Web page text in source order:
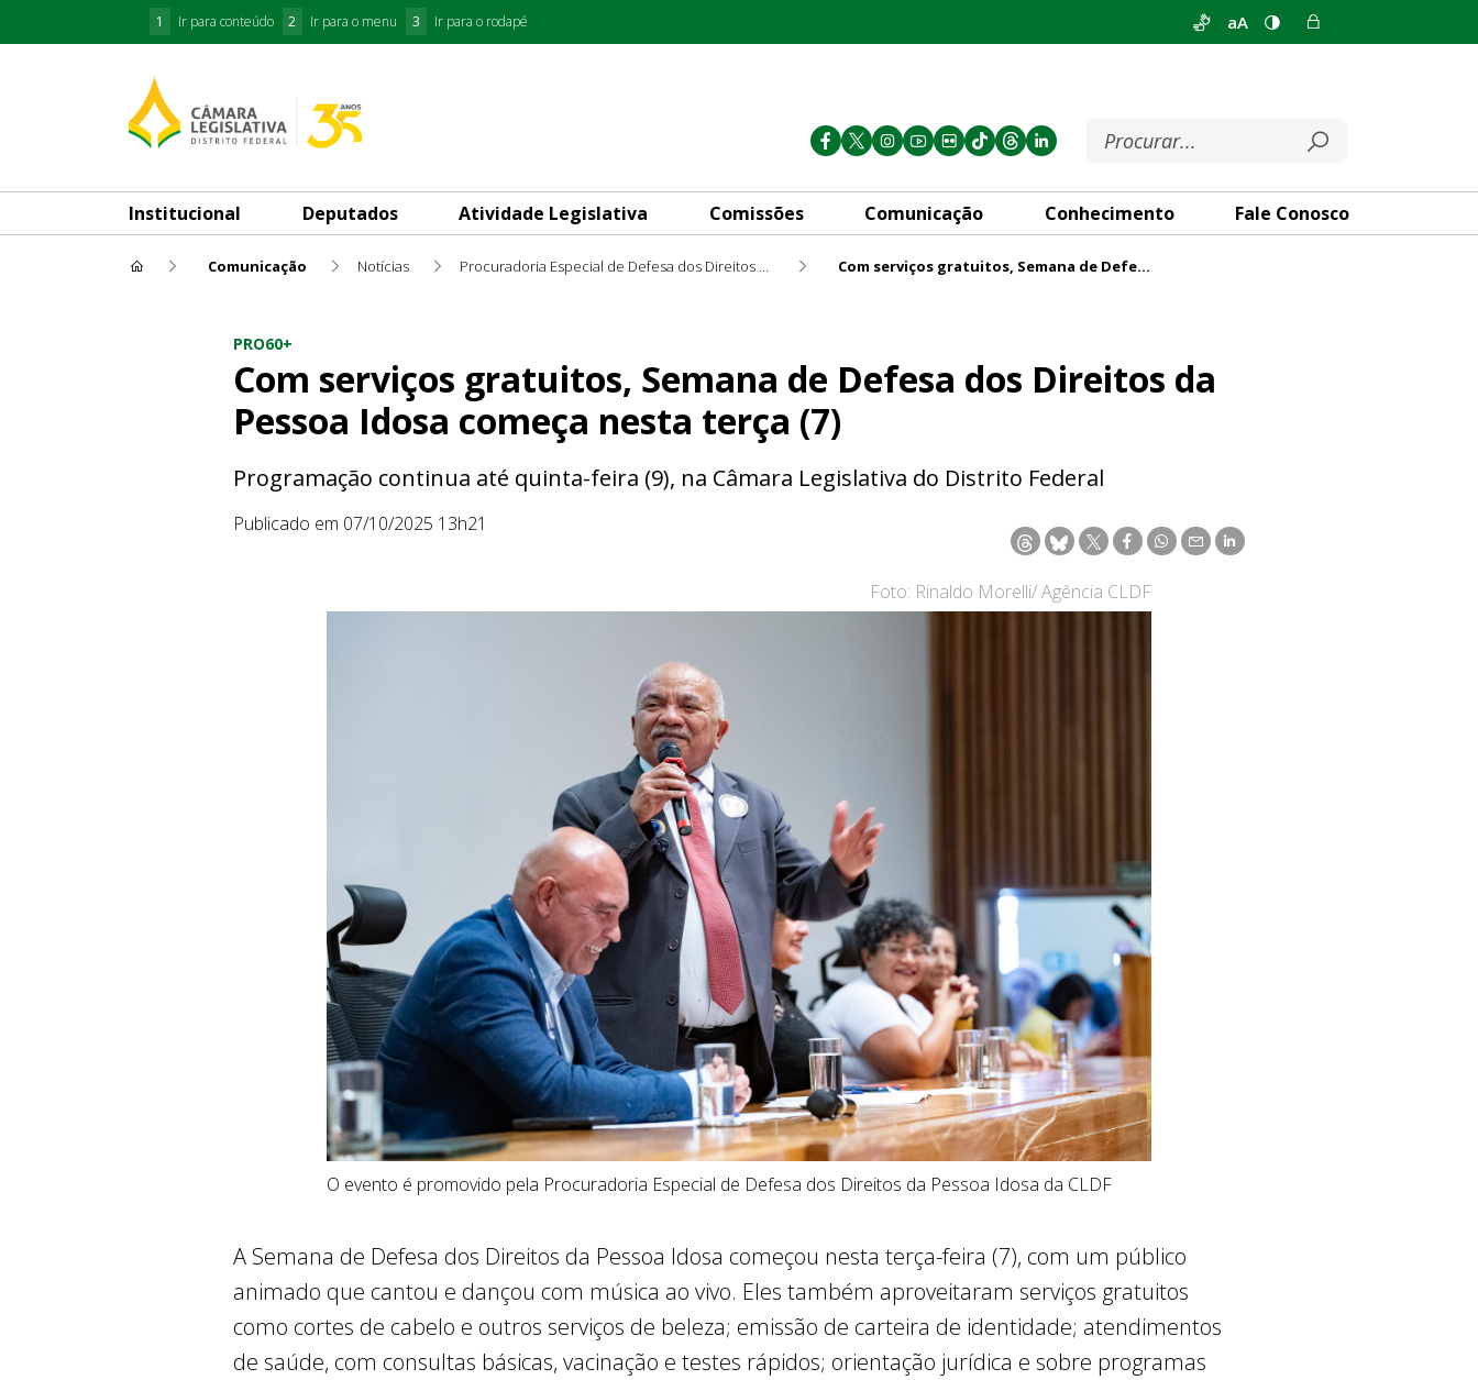
1 Ir para conteúdo 2 Ir para o menu 3 Ir para o rodapé aA
Institucional Deputados Atividade Legislativa Comissões Comunicação Conhecimento Fale Conosco
Comunicação Notícias Procuradoria Especial de Defesa dos Direitos da Pessoa Idosa PRO 60+ Com serviços gratuitos, Semana de Defesa dos Direitos da Pessoa Idosa começa nesta terça (7)
PRO60+
Com serviços gratuitos, Semana de Defesa dos Direitos da
Pessoa Idosa começa nesta terça (7)
Programação continua até quinta-feira (9), na Câmara Legislativa do Distrito Federal
Publicado em 07/10/2025 13h21
Foto: Rinaldo Morelli/ Agência CLDF
O evento é promovido pela Procuradoria Especial de Defesa dos Direitos da Pessoa Idosa da CLDF
A Semana de Defesa dos Direitos da Pessoa Idosa começou nesta terça-feira (7), com um público
animado que cantou e dançou com música ao vivo. Eles também aproveitaram serviços gratuitos
como cortes de cabelo e outros serviços de beleza; emissão de carteira de identidade; atendimentos
de saúde, com consultas básicas, vacinação e testes rápidos; orientação jurídica e sobre programas